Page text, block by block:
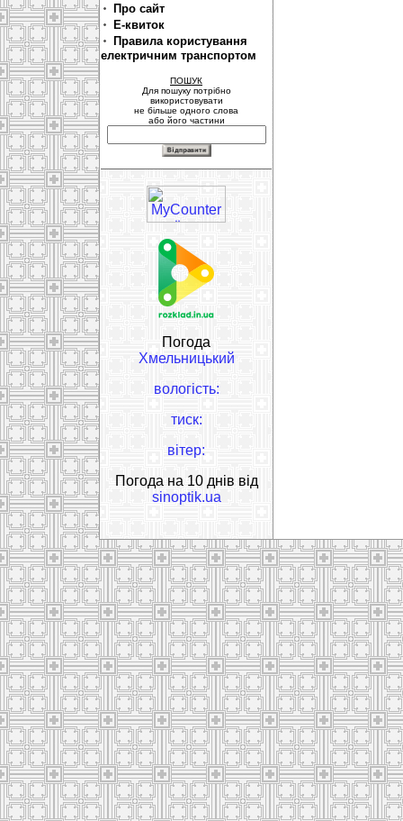
Про сайт
Е-квиток
Правила користування
електричним транспортом
ПОШУК
Для пошуку потрібно
використовувати
не більше одного слова
або його частини
Погода
Хмельницький
вологість:
тиск:
вітер:
Погода на 10 днів від
sinoptik.ua